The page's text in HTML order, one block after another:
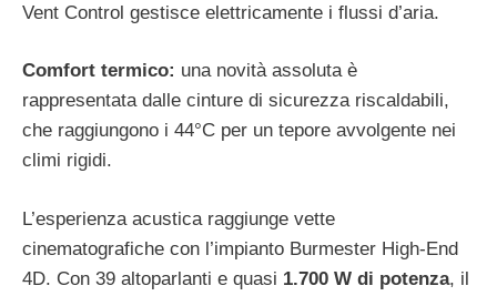
Vent Control gestisce elettricamente i flussi d’aria.
Comfort termico: una novità assoluta è
rappresentata dalle cinture di sicurezza riscaldabili,
che raggiungono i 44°C per un tepore avvolgente nei
climi rigidi.
L’esperienza acustica raggiunge vette
cinematografiche con l’impianto Burmester High-End
4D. Con 39 altoparlanti e quasi 1.700 W di potenza, il